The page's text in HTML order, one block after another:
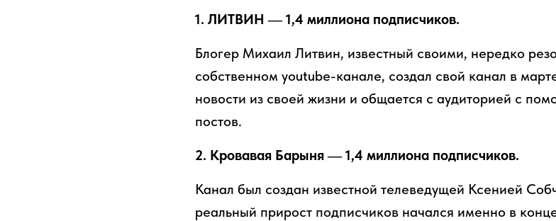
1. ЛИТВИН — 1,4 миллиона подписчиков.
Блогер Михаил Литвин, известный своими, нередко
собственном youtube-канале, создал свой канал в
новости из своей жизни и общается с аудиторией с
постов.
2. Кровавая Барыня — 1,4 миллиона подписчиков.
Канал был создан известной телеведущей Ксенией
реальный прирост подписчиков начался именно в